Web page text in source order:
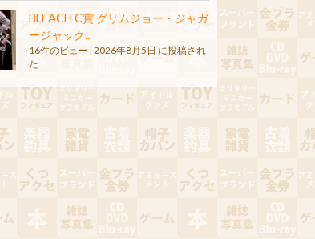
BLEACH C賞 グリムジョー・ジャガ
ージャック...
16件のビュー | 2026年8月5日 に投稿され
た